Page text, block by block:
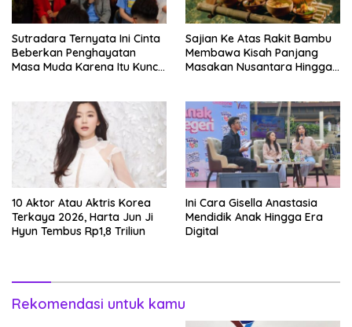
Sutradara Ternyata Ini Cinta
Beberkan Penghayatan
Masa Muda Karena Itu Kunci
Sajian Ke Atas Rakit Bambu
Membawa Kisah Panjang
Masakan Nusantara Hingga
10 Aktor Atau Aktris Korea
Terkaya 2026, Harta Jun Ji
Hyun Tembus Rp1,8 Triliun
Ini Cara Gisella Anastasia
Mendidik Anak Hingga Era
Digital
Rekomendasi untuk kamu